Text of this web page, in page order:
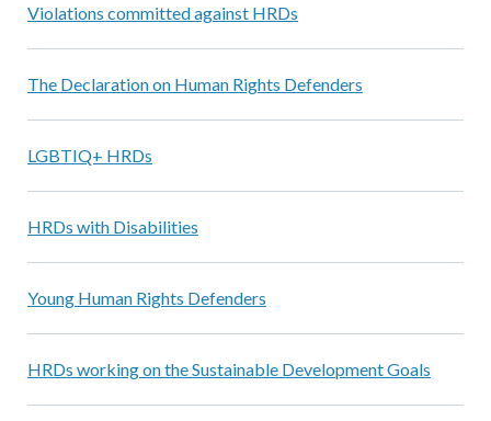
Violations committed against HRDs
The Declaration on Human Rights Defenders
LGBTIQ+ HRDs
HRDs with Disabilities
Young Human Rights Defenders
HRDs working on the Sustainable Development Goals